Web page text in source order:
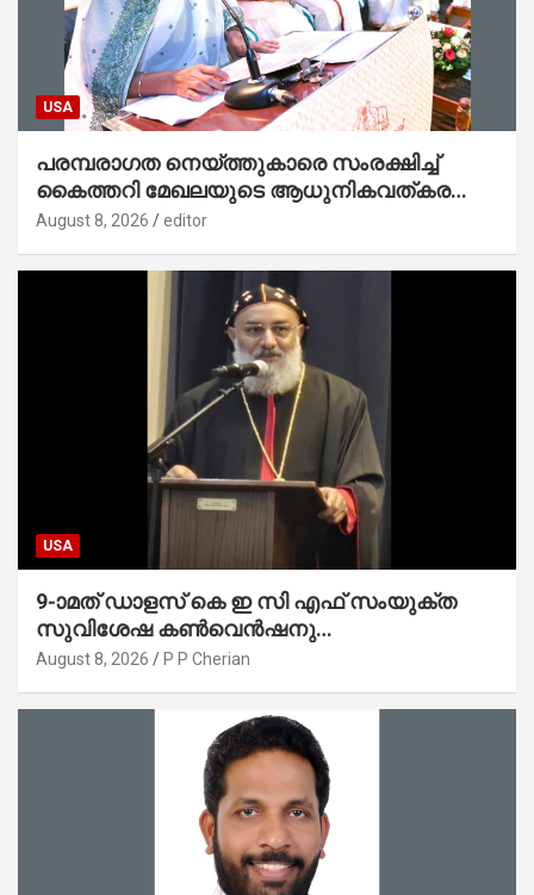
USA
പരമ്പരാഗത നെയ്ത്തുകാരെ സംരക്ഷിച്ച്
കൈത്തറി മേഖലയുടെ ആധുനികവത്കരണം
സാധ്യമാക്കും : ഡെപ്യൂട്ടി സ്പീക്കർ
August 8, 2026 editor
USA
9-ാമത് ഡാളസ് കെ ഇ സി എഫ് സംയുക്ത
സുവിശേഷ കൺവെൻഷനു
പ്രാർത്ഥനാനിർഭരമായ തുടക്കം
August 8, 2026 P P Cherian